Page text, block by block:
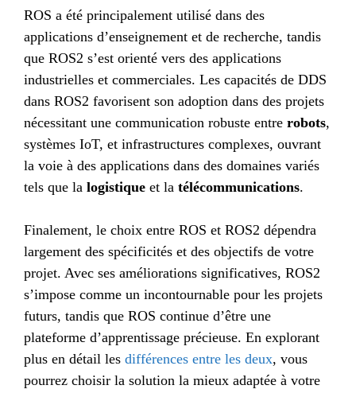
ROS a été principalement utilisé dans des
applications d’enseignement et de recherche, tandis
que ROS2 s’est orienté vers des applications
industrielles et commerciales. Les capacités de DDS
dans ROS2 favorisent son adoption dans des projets
nécessitant une communication robuste entre robots,
systèmes IoT, et infrastructures complexes, ouvrant
la voie à des applications dans des domaines variés
tels que la logistique et la télécommunications.
Finalement, le choix entre ROS et ROS2 dépendra
largement des spécificités et des objectifs de votre
projet. Avec ses améliorations significatives, ROS2
s’impose comme un incontournable pour les projets
futurs, tandis que ROS continue d’être une
plateforme d’apprentissage précieuse. En explorant
plus en détail les différences entre les deux, vous
pourrez choisir la solution la mieux adaptée à votre